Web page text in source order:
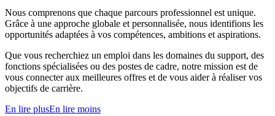
Nous comprenons que chaque parcours professionnel est unique.
Grâce à une approche globale et personnalisée, nous identifions les
opportunités adaptées à vos compétences, ambitions et aspirations.
Que vous recherchiez un emploi dans les domaines du support, des
fonctions spécialisées ou des postes de cadre, notre mission est de
vous connecter aux meilleures offres et de vous aider à réaliser vos
objectifs de carrière.
En lire plusEn lire moins